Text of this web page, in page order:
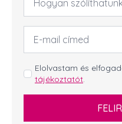
Email
cím
GDPR
*
Elolvastam és
tájékoztatót.